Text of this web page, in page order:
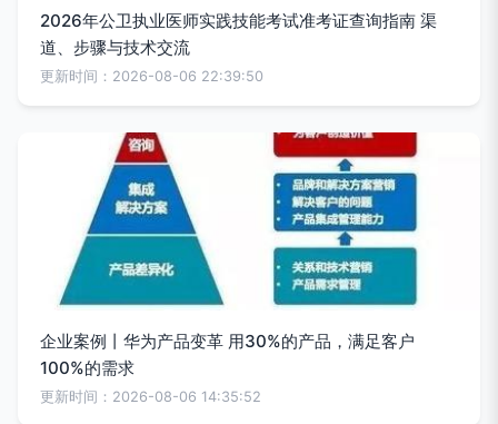
2026年公卫执业医师实践技能考试准考证查询指南 渠
道、步骤与技术交流
更新时间：2026-08-06 22:39:50
企业案例丨华为产品变革 用30%的产品，满足客户
100%的需求
更新时间：2026-08-06 14:35:52